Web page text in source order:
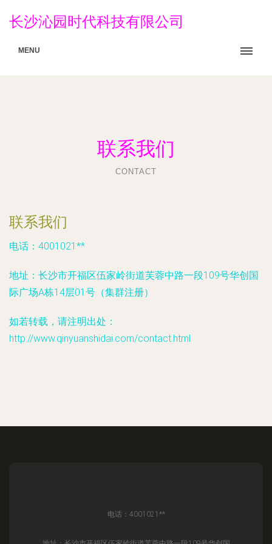
长沙沁园时代科技有限公司
MENU
联系我们
CONTACT
联系我们
电话：4001021**
地址：长沙市开福区伍家岭街道芙蓉中路一段109号华创国
际广场A栋14层01号（集群注册）
如若转载，请注明出处：
http://www.qinyuanshidai.com/contact.html
电话：4001021**